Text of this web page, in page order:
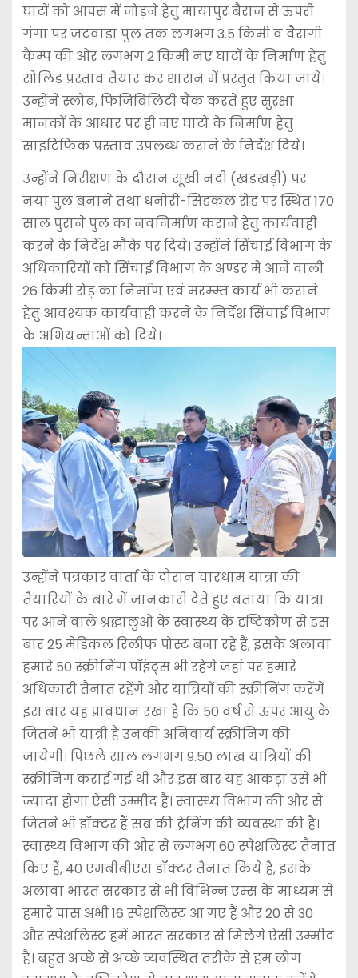
घाटों को आपस में जोड़ने हेतु मायापुर बैराज से ऊपरी
गंगा पर जटवाड़ा पुल तक लगभग 3.5 किमी व वैरागी
कैम्प की ओर लगभग 2 किमी नए घाटों के निर्माण हेतु
सोलिड प्रस्ताव तैयार कर शासन में प्रस्तुत किया जाये।
उन्होंने स्लोब, फिजिबिलिटी चैक करते हुए सुरक्षा
मानकों के आधार पर ही नए घाटो के निर्माण हेतु
साइंटिफिक प्रस्ताव उपलब्ध कराने के निर्देश दिये।
उन्होंने निरीक्षण के दौरान सूखी नदी (खड़खड़ी) पर
नया पुल बनाने तथा धनोरी-सिडकल रोड पर स्थित 170
साल पुराने पुल का नवनिर्माण कराने हेतु कार्यवाही
करने के निर्देश मौके पर दिये। उन्होंने सिंचाई विभाग के
अधिकारियों को सिंचाई विभाग के अण्डर में आने वाली
26 किमी रोड़ का निर्माण एवं मरम्म्त कार्य भी कराने
हेतु आवश्यक कार्यवाही करने के निर्देश सिंचाई विभाग
के अभियन्ताओं को दिये।
उन्होंने पत्रकार वार्ता के दौरान चारधाम यात्रा की
तैयारियों के बारे में जानकारी देते हुए बताया कि यात्रा
पर आने वाले श्रद्धालुओं के स्वास्थ्य के दृष्टिकोण से इस
बार 25 मेडिकल रिलीफ पोस्ट बना रहे हैं, इसके अलावा
हमारे 50 स्क्रीनिंग पॉइंट्स भी रहेंगे जहां पर हमारे
अधिकारी तैनात रहेंगे और यात्रियों की स्क्रीनिंग करेंगे
इस बार यह प्रावधान रखा है कि 50 वर्ष से ऊपर आयु के
जितने भी यात्री हैं उनकी अनिवार्य स्क्रीनिंग की
जायेगी। पिछले साल लगभग 9.50 लाख यात्रियों की
स्क्रीनिंग कराई गई थी और इस बार यह आकड़ा उसे भी
ज्यादा होगा ऐसी उम्मीद है। स्वास्थ्य विभाग की ओर से
जितने भी डॉक्टर हैं सब की ट्रेनिंग की व्यवस्था की है।
स्वास्थ्य विभाग की और से लगभग 60 स्पेशलिस्ट तैनात
किए हैं, 40 एमबीबीएस डॉक्टर तैनात किये है, इसके
अलावा भारत सरकार से भी विभिन्न एम्स के माध्यम से
हमारे पास अभी 16 स्पेशलिस्ट आ गए हैं और 20 से 30
और स्पेशलिस्ट हमें भारत सरकार से मिलेंगे ऐसी उम्मीद
है। बहुत अच्छे से अच्छे व्यवस्थित तरीके से हम लोग